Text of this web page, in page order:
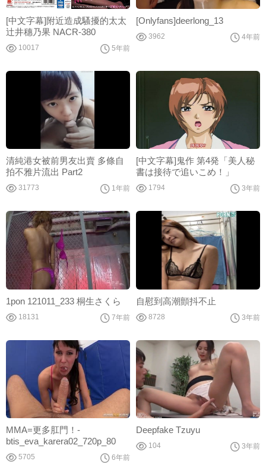
[中文字幕]附近造成騷擾的太太
辻井穗乃果 NACR-380
10017 5年前
[Onlyfans]deerlong_13
3962 4年前
清純港女被前男友出賣 多條自
拍不雅片流出 Part2
31773 1年前
[中文字幕]鬼作 第4発「美人秘
書は接待で追いこめ！」
1794 3年前
1pon 121011_233 桐生さくら
18131 7年前
自慰到高潮顫抖不止
8728 3年前
MMA=更多肛門！-
btis_eva_karera02_720p_80
5705 6年前
Deepfake Tzuyu
104 3年前